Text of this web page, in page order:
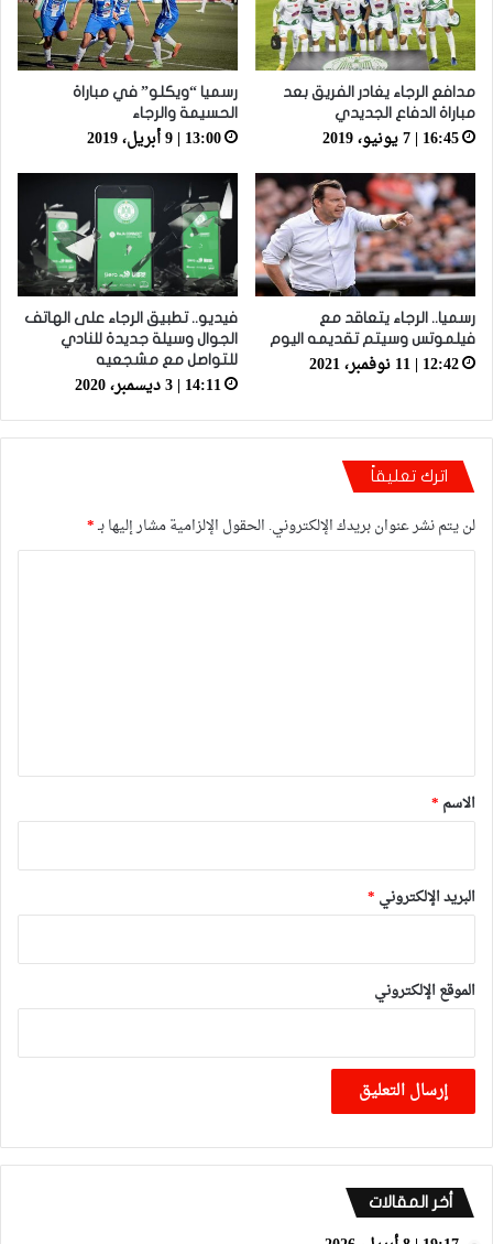
مدافع الرجاء يغادر الفريق بعد
مباراة الدفاع الجديدي
16:45 | 7 يونيو، 2019
رسميا “ويكلو” في مباراة
الحسيمة والرجاء
13:00 | 9 أبريل، 2019
رسميا.. الرجاء يتعاقد مع
فيلموتس وسيتم تقديمه اليوم
12:42 | 11 نوفمبر، 2021
فيديو.. تطبيق الرجاء على الهاتف
الجوال وسيلة جديدة للنادي
للتواصل مع مشجعيه
14:11 | 3 ديسمبر، 2020
اترك تعليقاً
لن يتم نشر عنوان بريدك الإلكتروني. الحقول الإلزامية مشار إليها بـ*
*
الاسم *
البريد الإلكتروني *
الموقع الإلكتروني
أخر المقالات